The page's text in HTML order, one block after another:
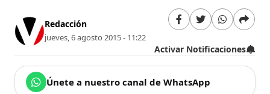
Redacción
jueves, 6 agosto 2015 - 11:22
Activar Notificaciones
Únete a nuestro canal de WhatsApp